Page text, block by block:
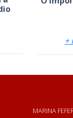
+
MARINA